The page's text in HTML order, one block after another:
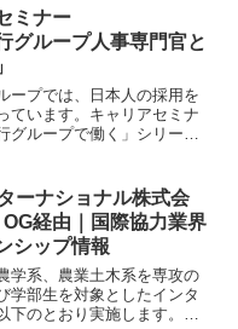
、羽化に象徴されるよ...
ミナー
グループ人事専門官と
ープでは、日本人の採用を
ています。キャリアセミナ
グループで働く」シリーズ
ターの現況、世界銀行グル
上国に対する...
ーナショナル株式会
経由｜国際協力業界
シップ情報
系、農業土木系を専攻の
学部生を対象としたインタ
下のとおり実施します。※